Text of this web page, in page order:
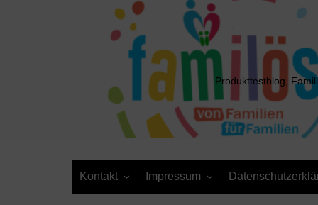
Produkttestblog,
Kontakt Impressum